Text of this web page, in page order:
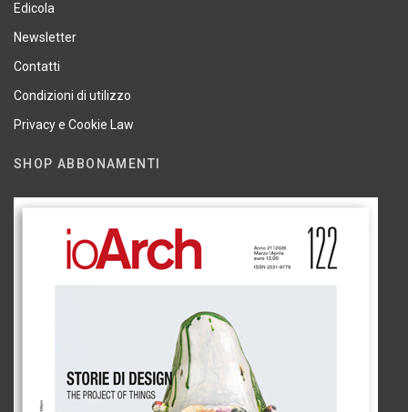
Edicola
Newsletter
Contatti
Condizioni di utilizzo
Privacy e Cookie Law
SHOP ABBONAMENTI